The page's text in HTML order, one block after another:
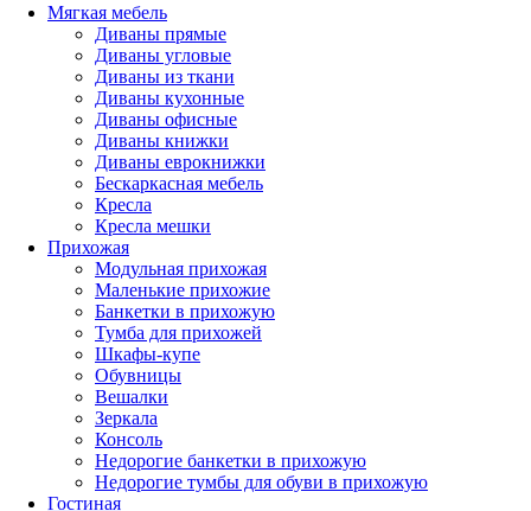
Мягкая мебель
Диваны прямые
Диваны угловые
Диваны из ткани
Диваны кухонные
Диваны офисные
Диваны книжки
Диваны еврокнижки
Бескаркасная мебель
Кресла
Кресла мешки
Прихожая
Модульная прихожая
Маленькие прихожие
Банкетки в прихожую
Тумба для прихожей
Шкафы-купе
Обувницы
Вешалки
Зеркала
Консоль
Недорогие банкетки в прихожую
Недорогие тумбы для обуви в прихожую
Гостиная